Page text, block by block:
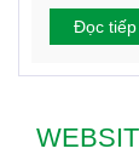
Đọc tiếp